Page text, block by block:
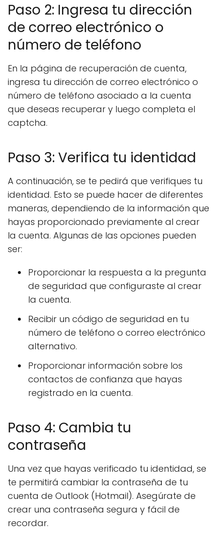
Paso 2: Ingresa tu dirección
de correo electrónico o
número de teléfono
En la página de recuperación de cuenta,
ingresa tu dirección de correo electrónico o
número de teléfono asociado a la cuenta
que deseas recuperar y luego completa el
captcha.
Paso 3: Verifica tu identidad
A continuación, se te pedirá que verifiques tu
identidad. Esto se puede hacer de diferentes
maneras, dependiendo de la información que
hayas proporcionado previamente al crear
la cuenta. Algunas de las opciones pueden
ser:
Proporcionar la respuesta a la pregunta
de seguridad que configuraste al crear
la cuenta.
Recibir un código de seguridad en tu
número de teléfono o correo electrónico
alternativo.
Proporcionar información sobre los
contactos de confianza que hayas
registrado en la cuenta.
Paso 4: Cambia tu
contraseña
Una vez que hayas verificado tu identidad, se
te permitirá cambiar la contraseña de tu
cuenta de Outlook (Hotmail). Asegúrate de
crear una contraseña segura y fácil de
recordar.